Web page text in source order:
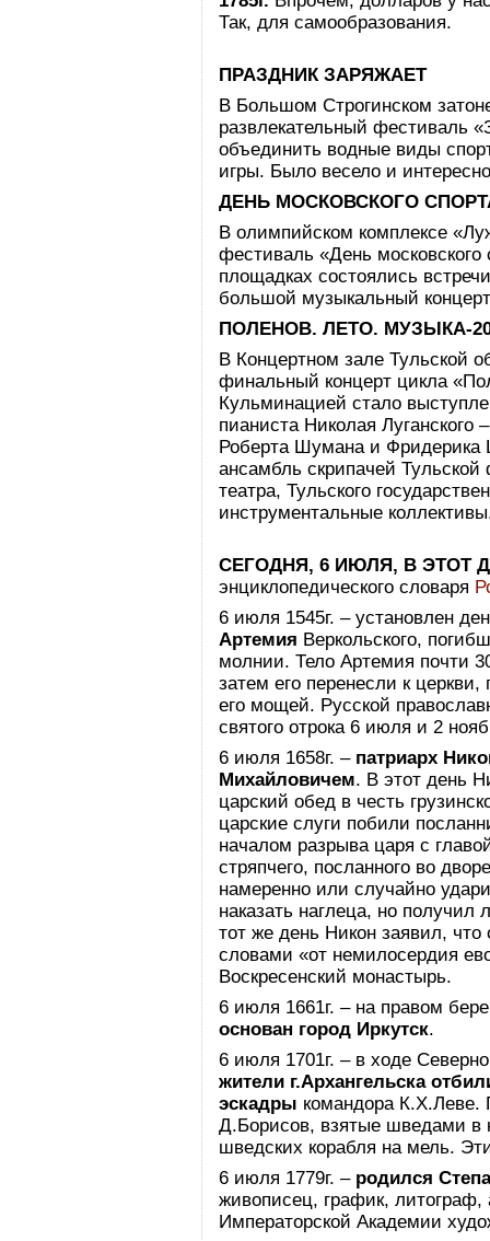
Так, для самообразования.
ПРАЗДНИК ЗАРЯЖАЕТ
В Большом Строгинском
развлекательный фестиваль
объединить водные виды
игры. Было весело и
ДЕНЬ МОСКОВСКОГО
В олимпийском комплексе
фестиваль «День
площадках состоялись
большой музыкальный
ПОЛЕНОВ. ЛЕТО. МУЗЫКА-
В Концертном зале Тульской
финальный концерт цикла
Кульминацией стало
пианиста Николая Луганского
Роберта Шумана и Фридерика
ансамбль скрипачей
театра, Тульского
инструментальные
СЕГОДНЯ, 6 ИЮЛЯ, В ЭТОТ
энциклопедического словаря
6 июля 1545г. – установлен
Артемия Веркольского,
молнии. Тело Артемия почти
затем его перенесли к
его мощей. Русской
святого отрока 6 июля и 2
6 июля 1658г. – патриарх
Михайловичем. В этот день
царский обед в честь
царские слуги побили
началом разрыва царя с
стряпчего, посланного во
намеренно или случайно
наказать наглеца, но
тот же день Никон заявил,
словами «от немилосердия
Воскресенский монастырь.
6 июля 1661г. – на правом
основан город Иркутск.
6 июля 1701г. – в ходе
жители г.Архангельска
эскадры командора
Д.Борисов, взятые шведами в
шведских корабля на мель.
6 июля 1779г. – родился
живописец, график,
Императорской Академии